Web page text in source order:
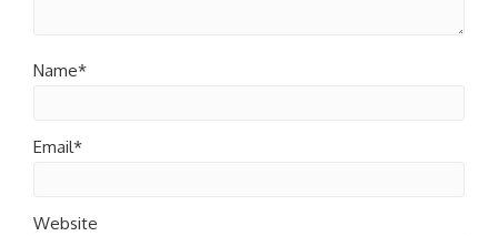
Name*
Email*
Website